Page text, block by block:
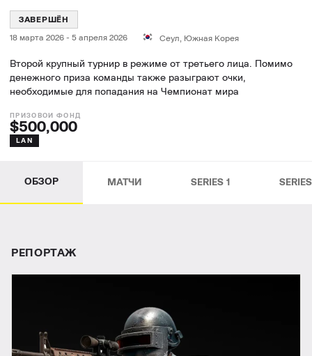
ЗАВЕРШЁН
18 марта 2026 - 5 апреля 2026 Сеул, Южная Корея
Второй крупный турнир в режиме от третьего лица. Помимо
денежного приза команды также разыграют очки,
необходимые для попадания на Чемпионат мира
$500,000
LAN
ОБЗОР МАТЧИ SERIES 1
РЕПОРТАЖ